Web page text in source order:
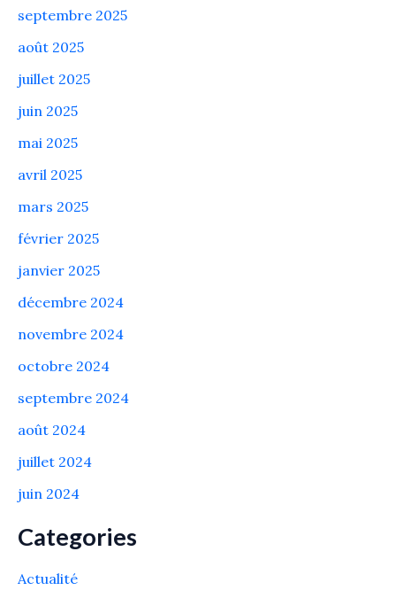
septembre 2025
août 2025
juillet 2025
juin 2025
mai 2025
avril 2025
mars 2025
février 2025
janvier 2025
décembre 2024
novembre 2024
octobre 2024
septembre 2024
août 2024
juillet 2024
juin 2024
Categories
Actualité